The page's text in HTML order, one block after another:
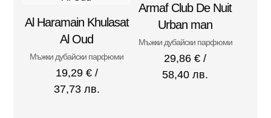
Al Haramain Khulasat
Al Oud
Мъжки дубайски парфюми
19,29 €/
37,73 лв.
Armaf Club De Nuit
Urban man
Мъжки дубайски парфюми
29,86€ /
58,40 лв.